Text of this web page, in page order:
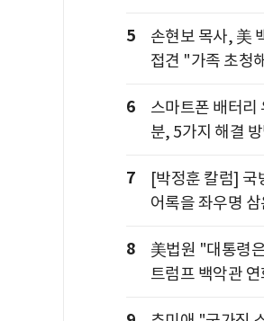
5
손현보 목사, 美
접견 "가족 초청
6
스마트폰 배터리
분, 5가지 해결
7
[박정훈 칼럼] 국
어록을 좌우명
8
美법원 "대통령
트럼프 백악관